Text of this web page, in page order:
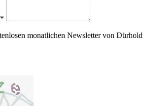
*
monatlichen Newsletter von